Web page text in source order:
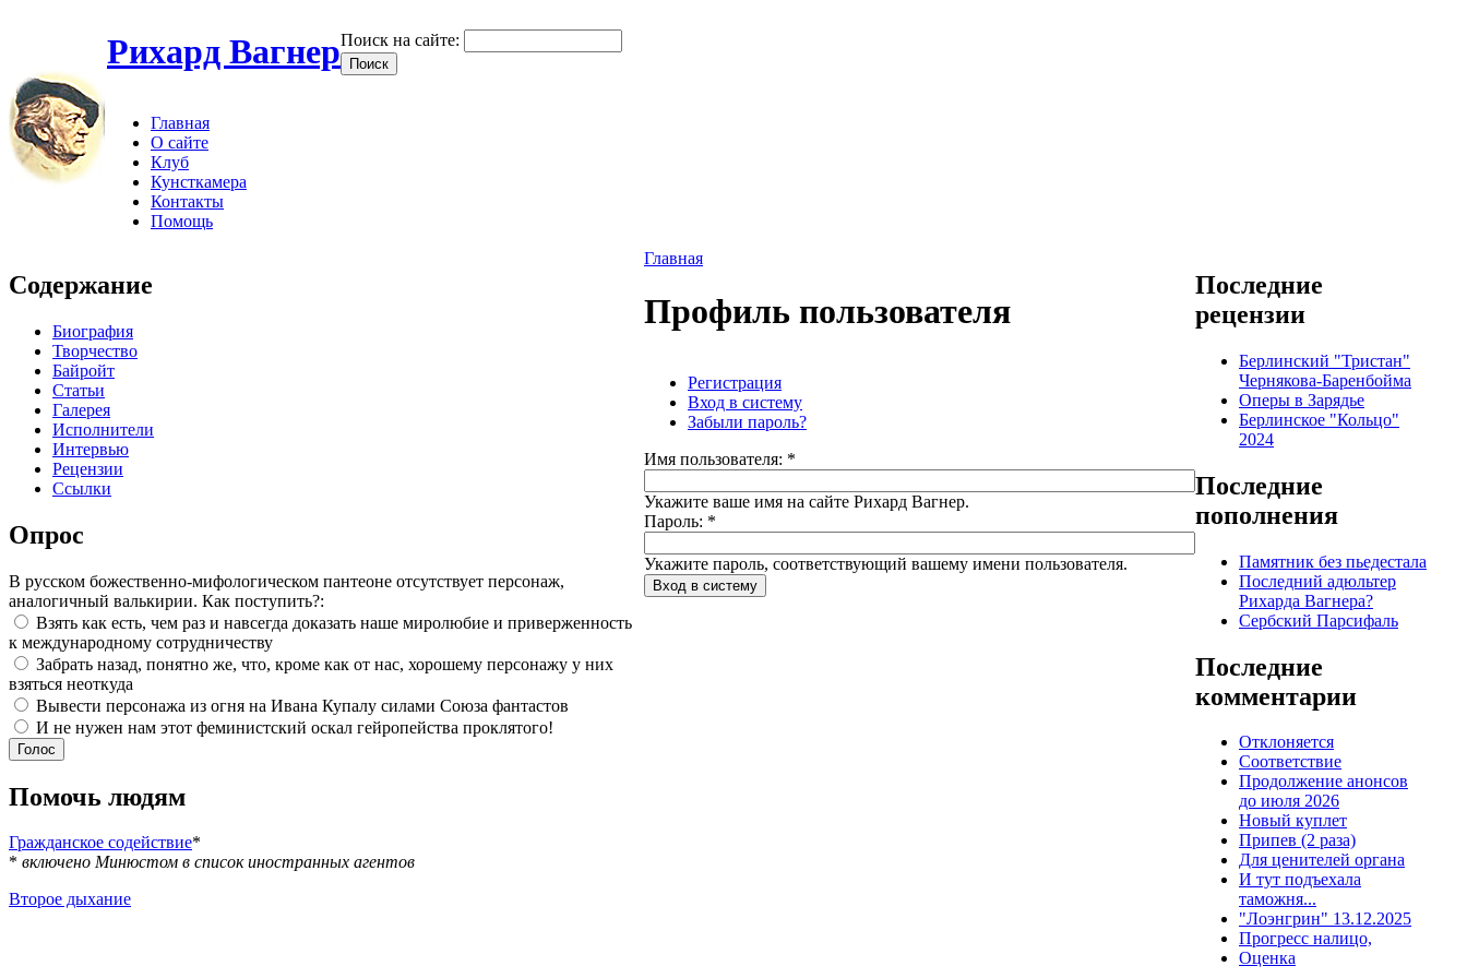
Рихард ВагнерПоиск на сайте:
Главная
О сайте
Клуб
Кунсткамера
Контакты
Помощь
Содержание
Биография
Творчество
Байройт
Статьи
Галерея
Исполнители
Интервью
Рецензии
Ссылки
Опрос
В русском божественно-мифологическом пантеоне отсутствует персонаж,
аналогичный валькирии. Как поступить?:
Взять как есть, чем раз и навсегда доказать наше миролюбие и приверженность
к международному сотрудничеству
Забрать назад, понятно же, что, кроме как от нас, хорошему персонажу у них
взяться неоткуда
Вывести персонажа из огня на Ивана Купалу силами Союза фантастов
И не нужен нам этот феминистский оскал гейропейства проклятого!
Помочь людям
Гражданское содействие*
* включено Минюстом в список иностранных агентов
Второе дыхание
Главная
Профиль пользователя
Регистрация
Вход в систему
Забыли пароль?
Имя пользователя: *
Укажите ваше имя на сайте Рихард Вагнер.
Пароль: *
Укажите пароль, соответствующий вашему имени пользователя.
Последние
рецензии
Берлинский "Тристан"
Чернякова-Баренбойма
Оперы в Зарядье
Берлинское "Кольцо"
2024
Последние
пополнения
Памятник без пьедестала
Последний адюльтер
Рихарда Вагнера?
Сербский Парсифаль
Последние
комментарии
Отклоняется
Соответствие
Продолжение анонсов
до июля 2026
Новый куплет
Припев (2 раза)
Для ценителей органа
И тут подъехала
таможня...
"Лоэнгрин" 13.12.2025
Прогресс налицо,
Оценка